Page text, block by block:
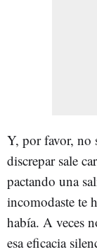
Y, por favor, no
discrepar sale
pactando una
incomodaste te
había. A veces
esa eficacia